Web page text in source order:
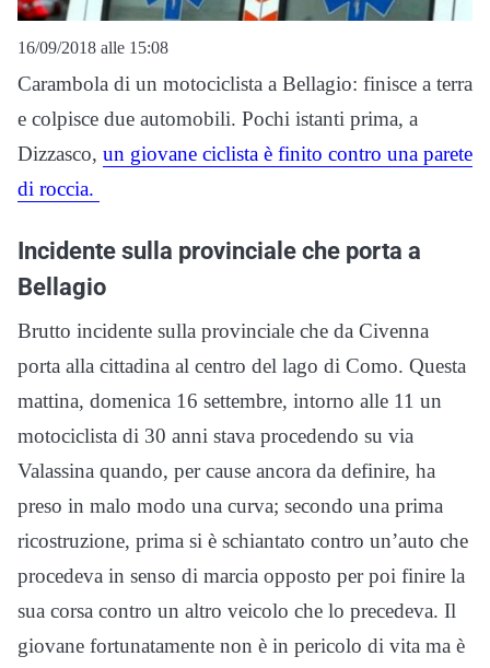
16/09/2018 alle 15:08
Carambola di un motociclista a Bellagio: finisce a terra
e colpisce due automobili. Pochi istanti prima, a
Dizzasco, un giovane ciclista è finito contro una parete
di roccia.
Incidente sulla provinciale che porta a
Bellagio
Brutto incidente sulla provinciale che da Civenna
porta alla cittadina al centro del lago di Como. Questa
mattina, domenica 16 settembre, intorno alle 11 un
motociclista di 30 anni stava procedendo su via
Valassina quando, per cause ancora da definire, ha
preso in malo modo una curva; secondo una prima
ricostruzione, prima si è schiantato contro un’auto che
procedeva in senso di marcia opposto per poi finire la
sua corsa contro un altro veicolo che lo precedeva. Il
giovane fortunatamente non è in pericolo di vita ma è